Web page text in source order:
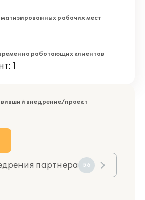
рабочих мест
работающих клиентов
1
внедрение/проект
партнера 56